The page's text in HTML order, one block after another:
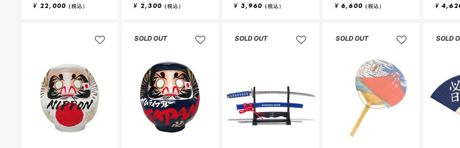
¥ 22,000 (税込） ¥ 2,300 (税込） ¥ 3,960 (税込） ¥ 6,600 (税込） ¥
SOLD OUT SOLD OUT SOLD OUT SOLD